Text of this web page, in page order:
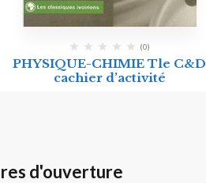
(0)
PHYSIQUE-CHIMIE Tle C&D
cachier d’activité
d'ouverture